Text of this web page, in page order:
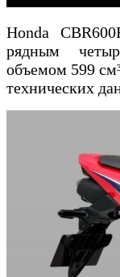
Honda
рядным
объемом 599
технических